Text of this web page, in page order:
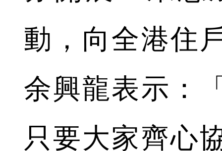
動，向全港住
余興龍表示：
只要大家齊心